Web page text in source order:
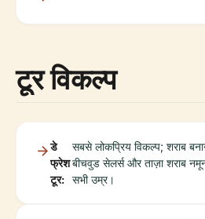
टूर विकल्प
डे
फ्रेश
टूर:
सबसे लोकप्रिय विकल्प; शराब
बीचवुड सेलर्स और ताज़ा शराब
सभी उम्र।